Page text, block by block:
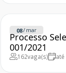
08/ mar
Processo
001/2021
162vaga(s) até